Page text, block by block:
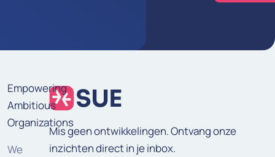
Empowering
Ambitious
Organizations
We
Mis geen ontwikkelingen. Ontvang onze
inzichten direct in je inbox.